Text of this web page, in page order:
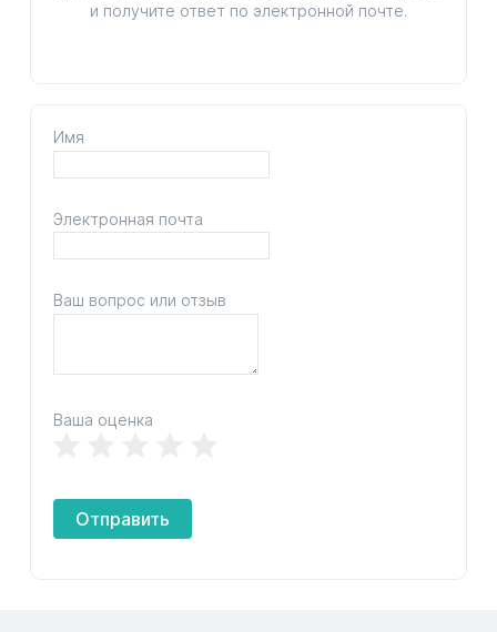
и получите ответ по электронной почте.
Имя
Электронная почта
Ваш вопрос или отзыв
Ваша оценка
Отправить